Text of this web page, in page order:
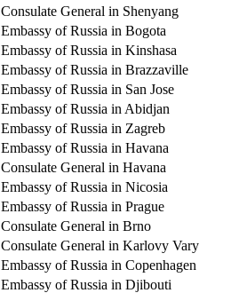
Consulate General in Shenyang
Embassy of Russia in Bogota
Embassy of Russia in Kinshasa
Embassy of Russia in Brazzaville
Embassy of Russia in San Jose
Embassy of Russia in Abidjan
Embassy of Russia in Zagreb
Embassy of Russia in Havana
Consulate General in Havana
Embassy of Russia in Nicosia
Embassy of Russia in Prague
Consulate General in Brno
Consulate General in Karlovy Vary
Embassy of Russia in Copenhagen
Embassy of Russia in Djibouti